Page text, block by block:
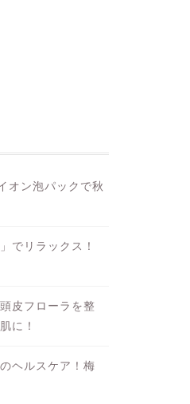
オン泡パックで秋
でリラックス！
皮フローラを整
に！
ヘルスケア！梅